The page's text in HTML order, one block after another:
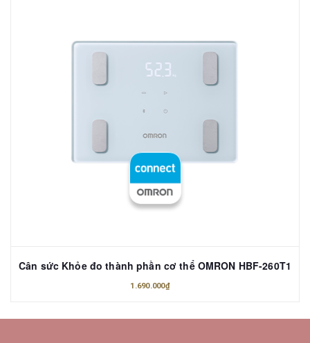
Cân sức Khỏe đo thành phần cơ thể OMRON HBF-260T1
1.690.000₫